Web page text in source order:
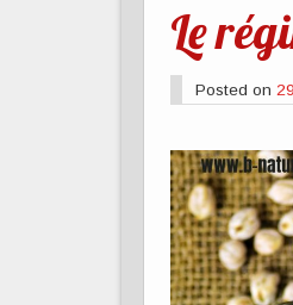
Le
Posted on